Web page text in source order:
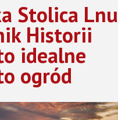
Stolica Lnu
Historii
idealne
ogród